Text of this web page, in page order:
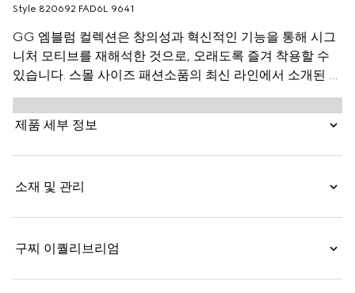
Style ‎820692 FAD6L 9641
GG 엠블럼 컬렉션은 창의성과 혁신적인 기능을 통해 시그
니처 모티브를 재해석한 것으로, 오래도록 즐겨 착용할 수
있습니다. 스몰 사이즈 패션소품의 최신 라인에서 소개된 이
베이지/화이트 지퍼 지갑은 새로운 GG 모노그램 소재로 제
작되었습니다. 오프 화이트 레더 트리밍이 특징이며, 여러
개의 카드 슬롯이 포함된 디자인입니다.
제품 세부 정보
소재 및 관리
구찌 이퀄리브리엄